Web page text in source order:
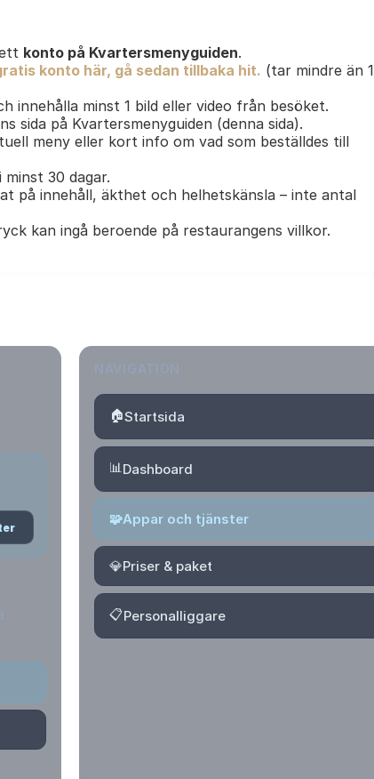
konto på Kvartersmenyguiden.
konto här, gå sedan tillbaka hit. (tar mindre än 1
innehålla minst 1 bild eller video från besöket.
sida på Kvartersmenyguiden (denna sida).
meny eller kort info om vad som beställdes till
30 dagar.
på innehåll, äkthet och helhetskänsla – inte antal
kan ingå beroende på restaurangens villkor.
🏠Startsida
📊Dashboard
🧩Appar och tjänster
💎Priser & paket
📋Personalliggare